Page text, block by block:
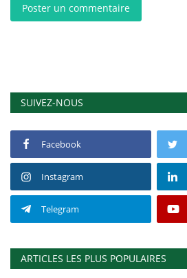
Poster un commentaire
SUIVEZ-NOUS
Facebook
Instagram
Telegram
ARTICLES LES PLUS POPULAIRES